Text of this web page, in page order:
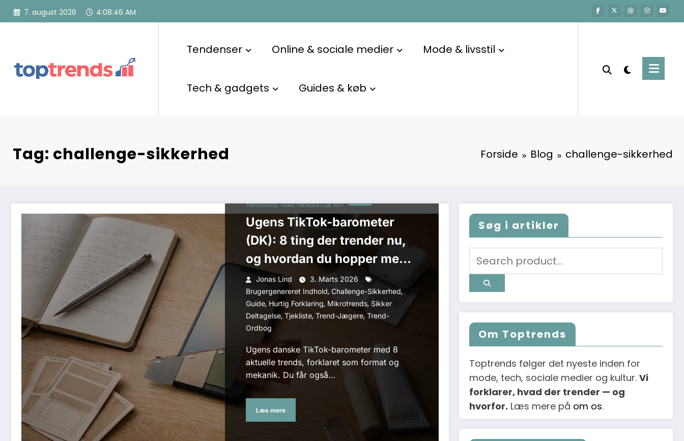
7. august 2026 4:08:47 AM
Tendenser Online & sociale medier Mode & livsstil
Tech & gadgets Guides & køb
Tag: challenge-sikkerhed Forside Blog challenge-sikkerhed
TRENDGUIDE: HVAD TRENDER LIGE NU?
Ugens TikTok-barometer
(DK): 8 ting der trender nu,
og hvordan du hopper med
uden at ligne en kopi
Jonas Lind
3. Marts 2026
Brugergenereret Indhold, Challenge-Sikkerhed,
Guide, Hurtig Forklaring, Mikrotrends, Sikker
Deltagelse, Tjekliste, Trend-Jægere, Trend-
Ordbog
Ugens danske TikTok-barometer med 8
aktuelle trends, forklaret som format og
mekanik. Du får også…
Læs mere
Søg i artikler
Om Toptrends
Toptrends følger det nyeste inden for
mode, tech, sociale medier og kultur.Vi
forklarer, hvad der trender — og
hvorfor. Læs mere på om os.